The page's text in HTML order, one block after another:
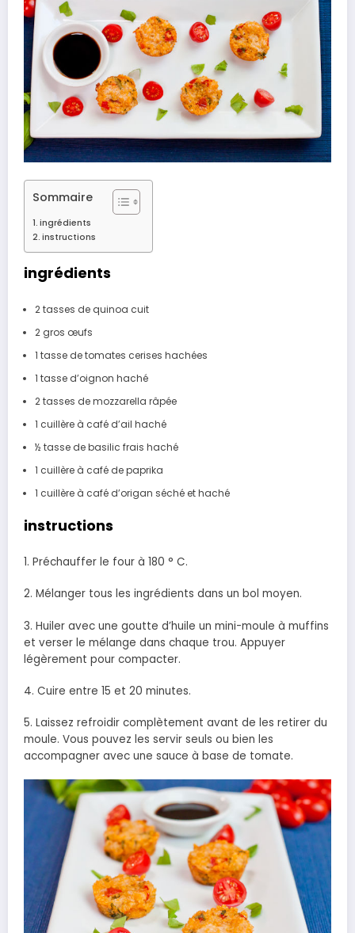
Sommaire
ingrédients
instructions
ingrédients
2 tasses de quinoa cuit
2 gros œufs
1 tasse de tomates cerises hachées
1 tasse d’oignon haché
2 tasses de mozzarella râpée
1 cuillère à café d’ail haché
½ tasse de basilic frais haché
1 cuillère à café de paprika
1 cuillère à café d’origan séché et haché
instructions
1. Préchauffer le four à 180 ° C.
2. Mélanger tous les ingrédients dans un bol moyen.
3. Huiler avec une goutte d’huile un mini-moule à muffins
et verser le mélange dans chaque trou. Appuyer
légèrement pour compacter.
4. Cuire entre 15 et 20 minutes.
5. Laissez refroidir complètement avant de les retirer du
moule. Vous pouvez les servir seuls ou bien les
accompagner avec une sauce à base de tomate.